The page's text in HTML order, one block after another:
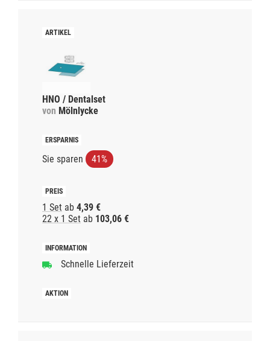
HNO / Dentalset
von Mölnlycke
Sie sparen 41%
1 Set ab 4,39 €
22 x 1 Set ab 103,06 €
Schnelle Lieferzeit